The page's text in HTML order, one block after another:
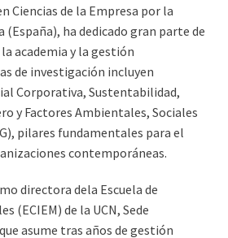
Ciencias de la Empresa por la
(España), ha dedicado gran parte de
academia y la gestión
de investigación incluyen
Corporativa, Sustentabilidad,
y Factores Ambientales, Sociales
pilares fundamentales para el
contemporáneas.
directora dela Escuela de
(ECIEM) de la UCN, Sede
asume tras años de gestión